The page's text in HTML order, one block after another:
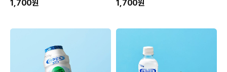
1,700원 1,700원